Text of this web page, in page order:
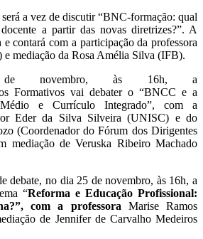
a vez de discutir “BNC-formação: qual
a partir das novas diretrizes?”. A
contará com a participação da professora
mediação da Rosa Amélia Silva (IFB).
novembro, às 16h, a
Formativos vai debater o “BNCC e a
e Currículo Integrado”, com a
Eder da Silva Silveira (UNISC) e do
(Coordenador do Fórum dos Dirigentes
mediação de Veruska Ribeiro Machado
debate, no dia 25 de novembro, às 16h, a
“Reforma e Educação Profissional:
com a professora Marise Ramos
de Jennifer de Carvalho Medeiros